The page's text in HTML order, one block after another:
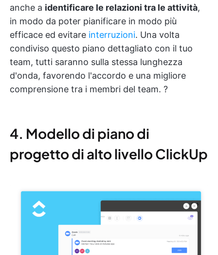
anche a identificare le relazioni tra le attività,
in modo da poter pianificare in modo più
efficace ed evitare interruzioni. Una volta
condiviso questo piano dettagliato con il tuo
team, tutti saranno sulla stessa lunghezza
d'onda, favorendo l'accordo e una migliore
comprensione tra i membri del team. ?
4. Modello di piano di
progetto di alto livello ClickUp